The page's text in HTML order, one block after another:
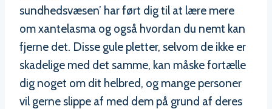
sundhedsvæsen’ har ført dig til at lære mere
om xantelasma og også hvordan du nemt kan
fjerne det. Disse gule pletter, selvom de ikke er
skadelige med det samme, kan måske fortælle
dig noget om dit helbred, og mange personer
vil gerne slippe af med dem på grund af deres